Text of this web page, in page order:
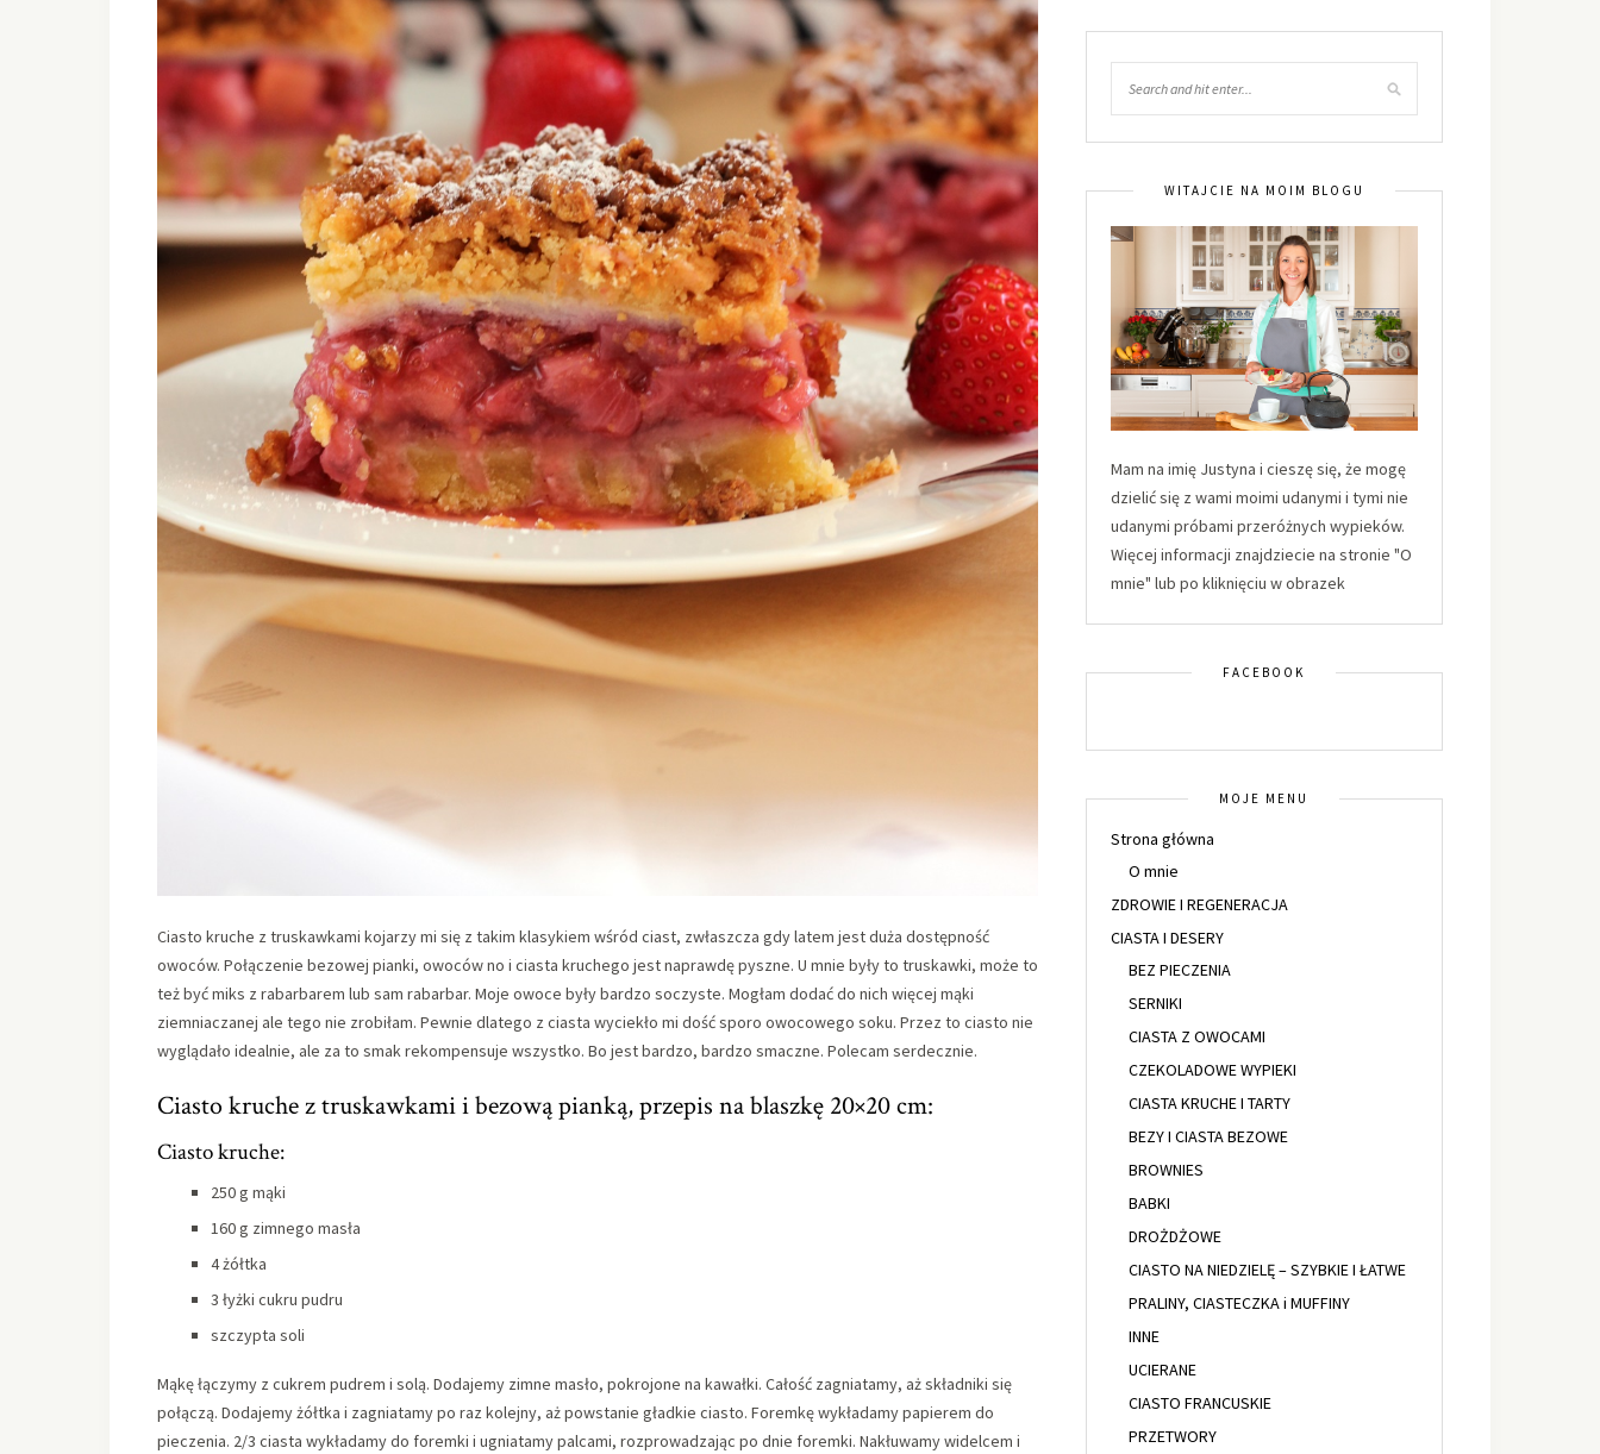
Ciasto kruche z truskawkami kojarzy mi się z takim klasykiem wśród ciast, zwłaszcza gdy latem jest duża dostępność
owoców. Połączenie bezowej pianki, owoców no i ciasta kruchego jest naprawdę pyszne. U mnie były to truskawki, może to
też być miks z rabarbarem lub sam rabarbar. Moje owoce były bardzo soczyste. Mogłam dodać do nich więcej mąki
ziemniaczanej ale tego nie zrobiłam. Pewnie dlatego z ciasta wyciekło mi dość sporo owocowego soku. Przez to ciasto nie
wyglądało idealnie, ale za to smak rekompensuje wszystko. Bo jest bardzo, bardzo smaczne. Polecam serdecznie.
Ciasto kruche z truskawkami i bezową pianką, przepis na blaszkę 20×20 cm:
Ciasto kruche:
250 g mąki
160 g zimnego masła
4 żółtka
3 łyżki cukru pudru
szczypta soli
Mąkę łączymy z cukrem pudrem i solą. Dodajemy zimne masło, pokrojone na kawałki. Całość zagniatamy, aż składniki się
połączą. Dodajemy żółtka i zagniatamy po raz kolejny, aż powstanie gładkie ciasto. Foremkę wykładamy papierem do
pieczenia. 2/3 ciasta wykładamy do foremki i ugniatamy palcami, rozprowadzając po dnie foremki. Nakłuwamy widelcem i
WITAJCIE NA MOIM BLOGU
Mam na imię Justyna i cieszę się, że mogę
dzielić się z wami moimi udanymi i tymi nie
udanymi próbami przeróżnych wypieków.
Więcej informacji znajdziecie na stronie "O
mnie" lub po kliknięciu w obrazek
FACEBOOK
MOJE MENU
Strona główna
O mnie
ZDROWIE I REGENERACJA
CIASTA I DESERY
BEZ PIECZENIA
SERNIKI
CIASTA Z OWOCAMI
CZEKOLADOWE WYPIEKI
CIASTA KRUCHE I TARTY
BEZY I CIASTA BEZOWE
BROWNIES
BABKI
DROŻDŻOWE
CIASTO NA NIEDZIELĘ – SZYBKIE I ŁATWE
PRALINY, CIASTECZKA i MUFFINY
INNE
UCIERANE
CIASTO FRANCUSKIE
PRZETWORY